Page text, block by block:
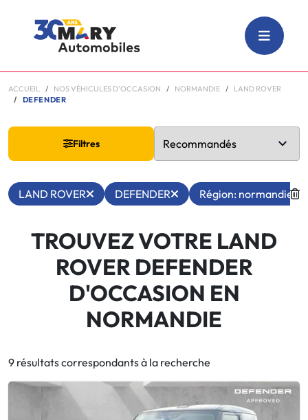
ACCUEIL NOS VÉHICULES D'OCCASION NORMANDIE
LAND ROVER
DEFENDER
Filtres
LAND ROVER DEFENDER Région: normandie
TROUVEZ VOTRE LAND
ROVER DEFENDER
D'OCCASION EN
NORMANDIE
9 résultats correspondants à la recherche